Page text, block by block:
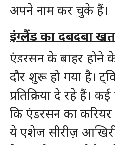
अपने नाम कर चुके हैं।
इंग्लैंड का दबदबा
एंडरसन के बाहर होने
दौर शुरू हो गया है।
प्रतिक्रिया दे रहे हैं।
कि एंडरसन का
ये एशेज सीरीज़